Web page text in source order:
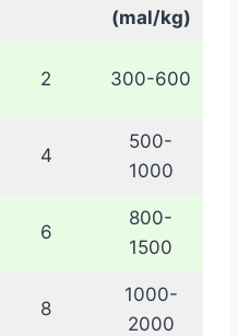
(mal/kg)
2 300-600
4
500-
1000
6
800-
1500
8
1000-
2000